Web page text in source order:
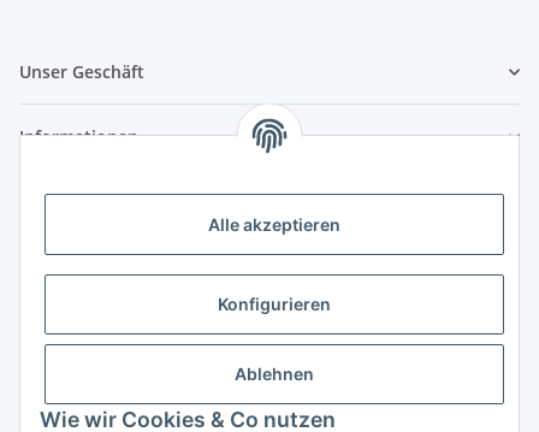
Alle akzeptieren
Konfigurieren
Ablehnen
Wie wir Cookies & Co nutzen
Unser Geschäft
Informationen
Zahlungsmöglichkeiten
Vorkasse (per Bank-Überweisung)
PayPal
Kreditkarte
Banklastschrift